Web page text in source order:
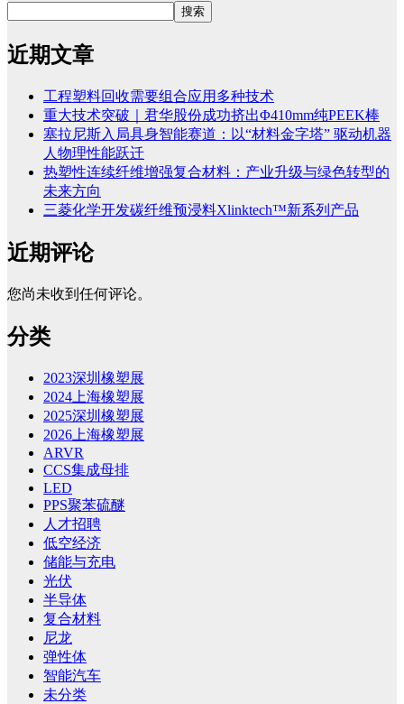
搜索
近期文章
工程塑料回收需要组合应用多种技术
重大技术突破｜君华股份成功挤出Φ410mm纯PEEK棒
塞拉尼斯入局具身智能赛道：以“材料金字塔” 驱动机器
人物理性能跃迁
热塑性连续纤维增强复合材料：产业升级与绿色转型的
未来方向
三菱化学开发碳纤维预浸料Xlinktech™新系列产品
近期评论
您尚未收到任何评论。
分类
2023深圳橡塑展
2024上海橡塑展
2025深圳橡塑展
2026上海橡塑展
ARVR
CCS集成母排
LED
PPS聚苯硫醚
人才招聘
低空经济
储能与充电
光伏
半导体
复合材料
尼龙
弹性体
智能汽车
未分类